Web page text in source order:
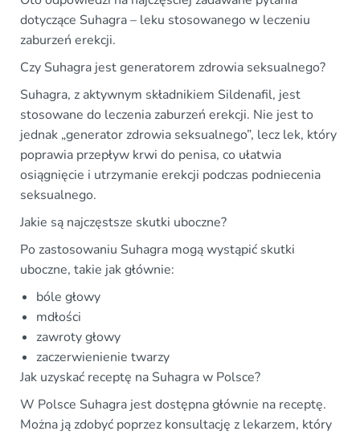
dotyczące Suhagra – leku stosowanego w leczeniu
zaburzeń erekcji.
Czy Suhagra jest generatorem zdrowia seksualnego?
Suhagra, z aktywnym składnikiem Sildenafil, jest
stosowane do leczenia zaburzeń erekcji. Nie jest to
jednak „generator zdrowia seksualnego”, lecz lek, który
poprawia przepływ krwi do penisa, co ułatwia
osiągnięcie i utrzymanie erekcji podczas podniecenia
seksualnego.
Jakie są najczęstsze skutki uboczne?
Po zastosowaniu Suhagra mogą wystąpić skutki
uboczne, takie jak głównie:
bóle głowy
mdłości
zawroty głowy
zaczerwienienie twarzy
Jak uzyskać receptę na Suhagra w Polsce?
W Polsce Suhagra jest dostępna głównie na receptę.
Można ją zdobyć poprzez konsultację z lekarzem, który